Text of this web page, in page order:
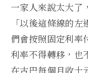
一家人來說太大了
「以後這條線的
們會按照固定利率
利率不得轉移，也
在古巴每個月收十